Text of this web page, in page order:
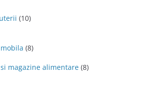
(10)
(8)
magazine alimentare (8)